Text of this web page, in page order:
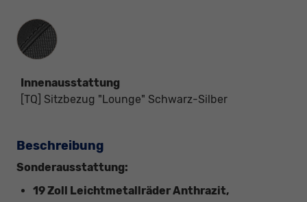
Innenausstattung
Innenausstattung
[TQ] Sitzbezug "Lounge" Schwarz-Silber
Beschreibung
Sonderausstattung:
19 Zoll Leichtmetallräder Anthrazit,